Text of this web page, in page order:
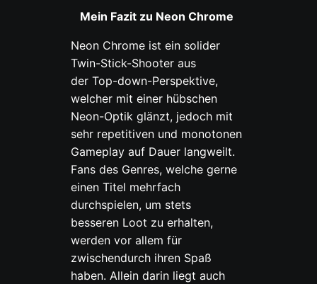
Mein Fazit zu Neon Chrome
Neon Chrome ist ein solider
Twin-Stick-Shooter aus
der Top-down-Perspektive,
welcher mit einer hübschen
Neon-Optik glänzt, jedoch mit
sehr repetitiven und monotonen
Gameplay auf Dauer langweilt.
Fans des Genres, welche gerne
einen Titel mehrfach
durchspielen, um stets
besseren Loot zu erhalten,
werden vor allem für
zwischendurch ihren Spaß
haben. Allein darin liegt auch